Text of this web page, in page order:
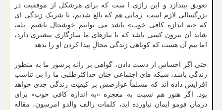
تعویق بیندازد و این رازی ا ست که برای هرشکل از موفقیت در
بزرگسالی لازم است. زمانی هم که بالغ شدیم، با شریک زندگی ای
که «به اندازه کافی خوب» باشد می توانیم خوشحال باشیم. بله،
شاید آن بیرون کسی باشد که با نیازهای ما سازگاری بیشتری دارد،
اما بیم آن هست که کوتاهی زندگی مجالِ پیدا کردن او را ندهد.
حتی اگر احساس از دست دادن، گواهی بر رانه پرشور ما به منظور
زندگی باشد، شبکه های اجتماعی چنان حداکثرطلبی ما را بی تناسب
افزایش داده اند که مسلماً عوارضش بر کیفیت زندگی جدی خواهد
بود. اگر هنوز هم نسبت به معجزه «به اندازه کافی خوب» برای
درمان فومو ایمان نیاورده اید، کلمات رالف والدو امرسون، مقاله